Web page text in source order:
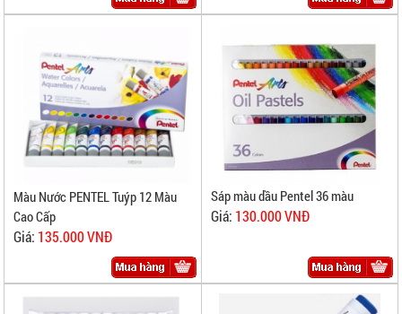
Màu Nước PENTEL Tuýp 12 Màu
Cao Cấp
Giá: 135.000 VNĐ
Sáp màu dầu Pentel 36 màu
Giá: 130.000 VNĐ